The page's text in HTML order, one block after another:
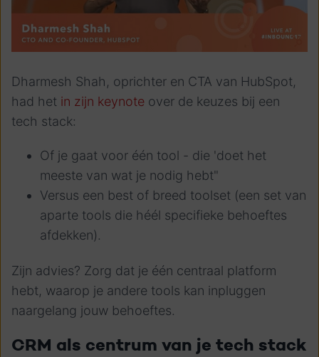
Dharmesh Shah, oprichter en CTA van HubSpot,
had het in zijn keynote over de keuzes bij een
tech stack:
Of je gaat voor één tool - die 'doet het
meeste van wat je nodig hebt"
Versus een best of breed toolset (een set van
aparte tools die héél specifieke behoeftes
afdekken).
Zijn advies? Zorg dat je één centraal platform
hebt, waarop je andere tools kan inpluggen
naargelang jouw behoeftes.
CRM als centrum van je tech stack